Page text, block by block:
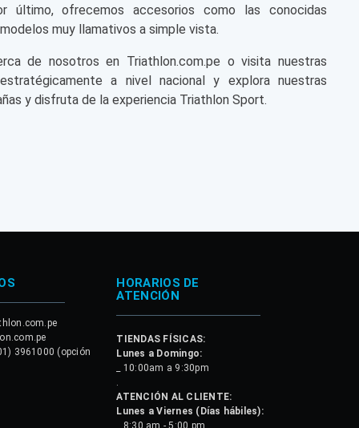
último, ofrecemos accesorios como las conocidas
muy llamativos a simple vista.
de nosotros en Triathlon.com.pe o visita nuestras
a nivel nacional y explora nuestras
y disfruta de la experiencia Triathlon Sport.
3961000 (opción
HORARIOS DE
ATENCIÓN
TIENDAS FÍSICAS:
Lunes a Domingo:
_ 10:00am a 9:30pm
.
ATENCIÓN AL CLIENTE:
Lunes a Viernes (Días hábiles):
_ 8:30 am - 5:00 pm